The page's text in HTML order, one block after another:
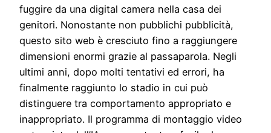
fuggire da una digital camera nella casa dei
genitori. Nonostante non pubblichi pubblicità,
questo sito web è cresciuto fino a raggiungere
dimensioni enormi grazie al passaparola. Negli
ultimi anni, dopo molti tentativi ed errori, ha
finalmente raggiunto lo stadio in cui può
distinguere tra comportamento appropriato e
inappropriato. Il programma di montaggio video